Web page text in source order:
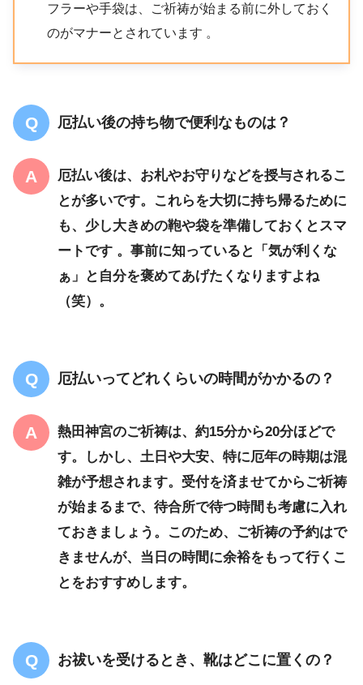
フラーや手袋は、ご祈祷が始まる前に外しておく
のがマナーとされています 。
厄払い後の持ち物で便利なものは？
厄払い後は、お札やお守りなどを授与されるこ
とが多いです。これらを大切に持ち帰るために
も、少し大きめの鞄や袋を準備しておくとスマ
ートです 。事前に知っていると「気が利くな
ぁ」と自分を褒めてあげたくなりますよね
（笑）。
厄払いってどれくらいの時間がかかるの？
熱田神宮のご祈祷は、約15分から20分ほどで
す。しかし、土日や大安、特に厄年の時期は混
雑が予想されます。受付を済ませてからご祈祷
が始まるまで、待合所で待つ時間も考慮に入れ
ておきましょう。このため、ご祈祷の予約はで
きませんが、当日の時間に余裕をもって行くこ
とをおすすめします。
お祓いを受けるとき、靴はどこに置くの？